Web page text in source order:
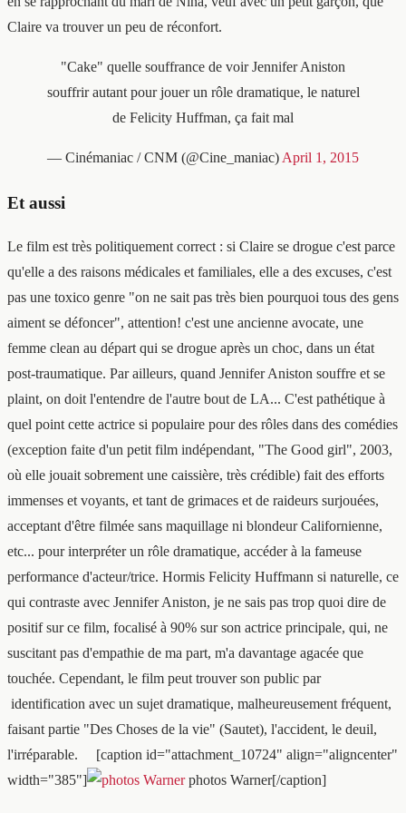
Claire va trouver un peu de réconfort.
"Cake" quelle souffrance de voir Jennifer Aniston
souffrir autant pour jouer un rôle dramatique, le naturel
de Felicity Huffman, ça fait mal
— Cinémaniac / CNM (@Cine_maniac) April 1, 2015
Et aussi
Le film est très politiquement correct : si Claire se drogue c'est parce
qu'elle a des raisons médicales et familiales, elle a des excuses, c'est
pas une toxico genre "on ne sait pas très bien pourquoi tous des gens
aiment se défoncer", attention! c'est une ancienne avocate, une
femme clean au départ qui se drogue après un choc, dans un état
post-traumatique. Par ailleurs, quand Jennifer Aniston souffre et se
plaint, on doit l'entendre de l'autre bout de LA... C'est pathétique à
quel point cette actrice si populaire pour des rôles dans des comédies
(exception faite d'un petit film indépendant, "The Good girl", 2003,
où elle jouait sobrement une caissière, très crédible) fait des efforts
immenses et voyants, et tant de grimaces et de raideurs surjouées,
acceptant d'être filmée sans maquillage ni blondeur Californienne,
etc... pour interpréter un rôle dramatique, accéder à la fameuse
performance d'acteur/trice. Hormis Felicity Huffmann si naturelle, ce
qui contraste avec Jennifer Aniston, je ne sais pas trop quoi dire de
positif sur ce film, focalisé à 90% sur son actrice principale, qui, ne
suscitant pas d'empathie de ma part, m'a davantage agacée que
touchée. Cependant, le film peut trouver son public par
identification avec un sujet dramatique, malheureusement fréquent,
faisant partie "Des Choses de la vie" (Sautet), l'accident, le deuil,
l'irréparable. [caption id="attachment_10724" align="aligncenter"
width="385"]
photos Warner[/caption]